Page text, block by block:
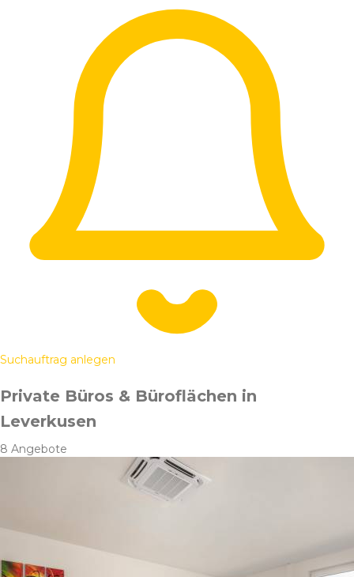
Suchauftrag anlegen
Private Büros & Büroflächen in
Leverkusen
8 Angebote